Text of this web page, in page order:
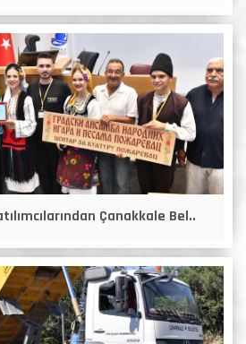
Çanakkale Bel..